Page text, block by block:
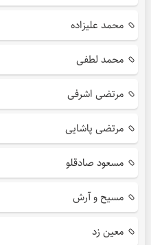
محمد علیزاده
محمد لطفی
مرتضی اشرفی
مرتضی پاشایی
مسعود صادقلو
مسیح و آرش
معین زد